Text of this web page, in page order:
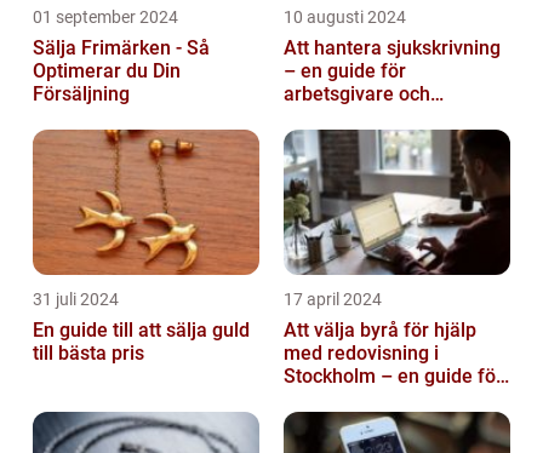
01 september 2024
Sälja Frimärken - Så
Optimerar du Din
Försäljning
10 augusti 2024
Att hantera sjukskrivning
– en guide för
arbetsgivare och
31 juli 2024
En guide till att sälja guld
till bästa pris
17 april 2024
Att välja byrå för hjälp
med redovisning i
Stockholm – en guide för